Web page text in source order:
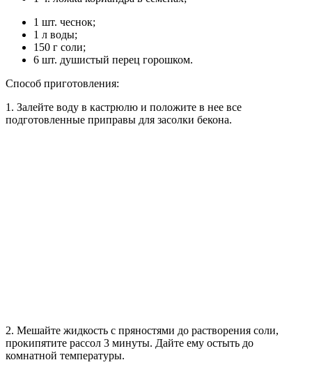
1 шт. чеснок;
1 л воды;
150 г соли;
6 шт. душистый перец горошком.
Способ приготовления:
1. Залейте воду в кастрюлю и положите в нее все
подготовленные приправы для засолки бекона.
2. Мешайте жидкость с пряностями до растворения соли,
прокипятите рассол 3 минуты. Дайте ему остыть до
комнатной температуры.